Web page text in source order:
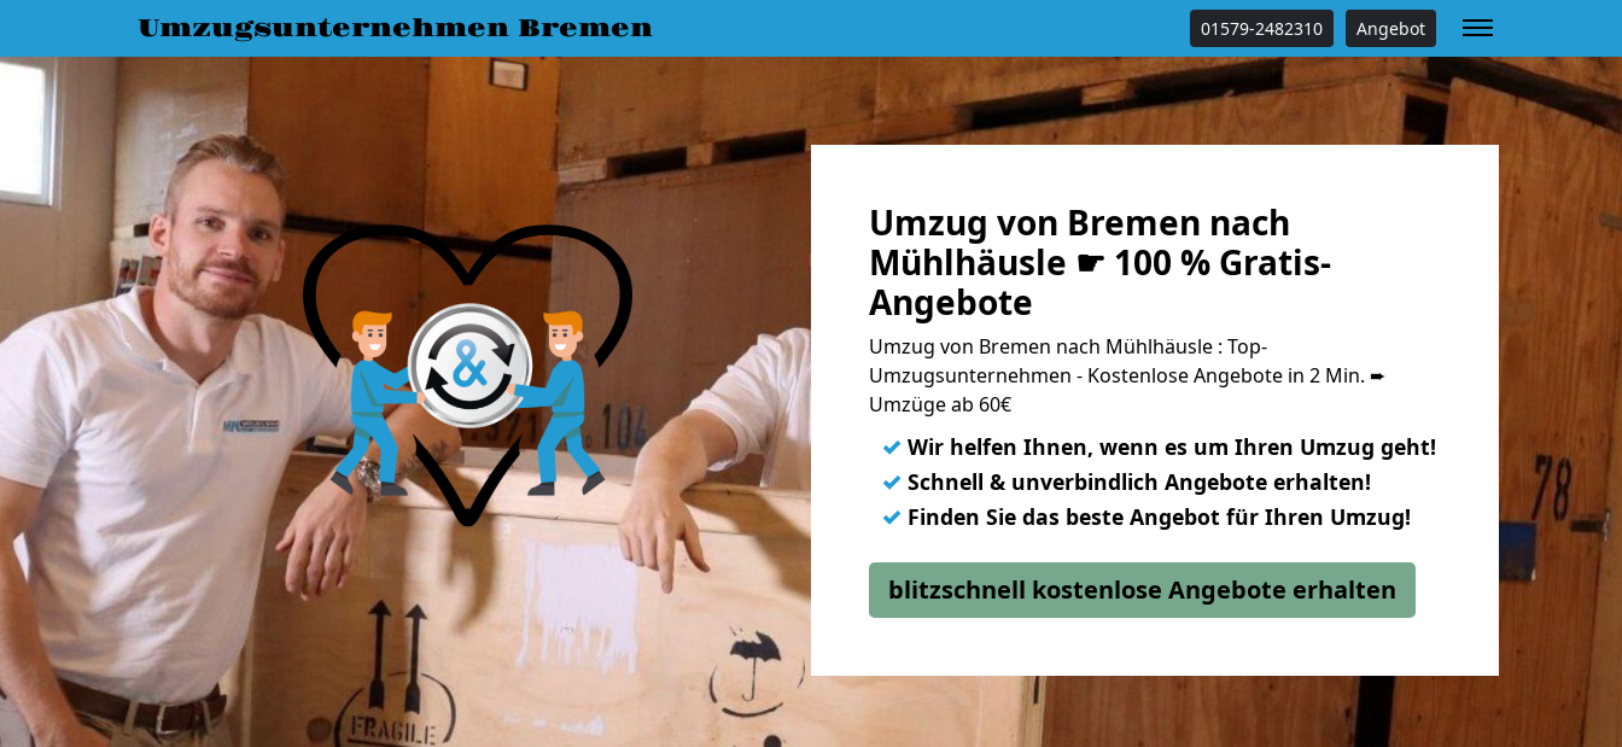
Umzugsunternehmen Bremen 01579-2482310 Angebot
Umzug von Bremen nach
Mühlhäusle ☛ 100 % Gratis-
Angebote
Umzug von Bremen nach Mühlhäusle : Top-
Umzugsunternehmen - Kostenlose Angebote in 2 Min. ➨
Umzüge ab 60€
✓ Wir helfen Ihnen, wenn es um Ihren Umzug geht!
✓ Schnell & unverbindlich Angebote erhalten!
✓ Finden Sie das beste Angebot für Ihren Umzug!
blitzschnell kostenlose Angebote erhalten